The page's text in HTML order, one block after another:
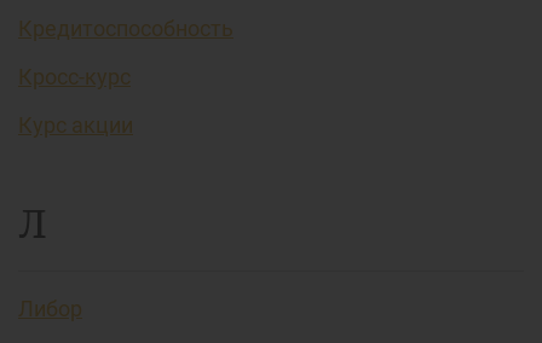
Кредитоспособность
Кросс-курс
Курс акции
Л
Либор